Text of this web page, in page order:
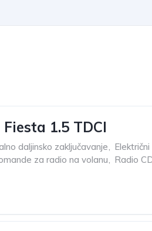
1.5 TDCI
daljinsko zaključavanje,
za radio na volanu, Radio